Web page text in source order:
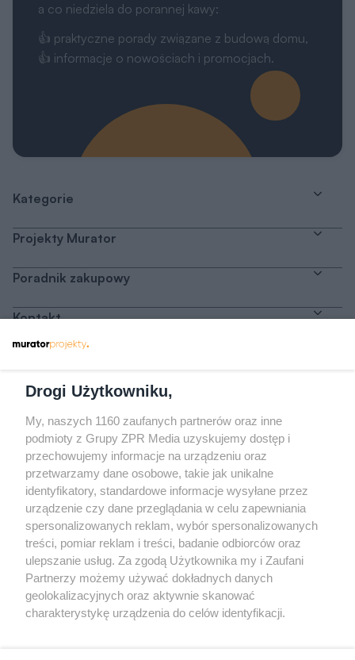
a co niedziela do porannej kawy:
👍 praktyczne porady związane z budową domu,
👍 informacje o nowościach i promocjach.
Kategorie
Projekty Murator
Poradnik zakupowy
Kontakt
Odwiedź grupę na Facebooku
Gdybym budował drugi raz - mądry Polak
przed budową
Forum Muratora
Drogi Użytkowniku,
My, naszych 1160 zaufanych partnerów oraz inne
podmioty z Grupy ZPR Media uzyskujemy dostęp i
przechowujemy informacje na urządzeniu oraz
przetwarzamy dane osobowe, takie jak unikalne
identyfikatory, standardowe informacje wysyłane przez
urządzenie czy dane przeglądania w celu zapewniania
spersonalizowanych reklam, wybór spersonalizowanych
treści, pomiar reklam i treści, badanie odbiorców oraz
ulepszanie usług. Za zgodą Użytkownika my i Zaufani
Partnerzy możemy używać dokładnych danych
geolokalizacyjnych oraz aktywnie skanować
charakterystykę urządzenia do celów identyfikacji.